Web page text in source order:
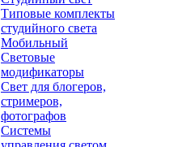
Типовые комплекты
студийного света
Мобильный
Световые
модификаторы
Свет для блогеров,
стримеров,
фотографов
Системы